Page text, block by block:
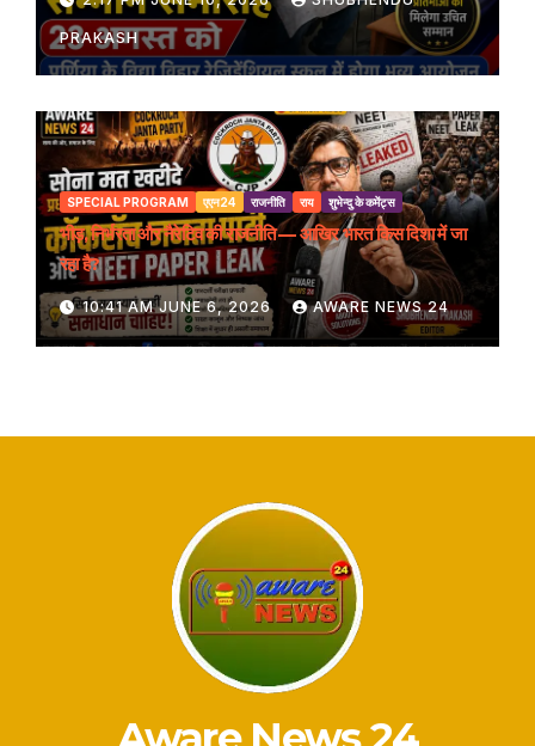
PRAKASH
SPECIAL PROGRAM एएन24 राजनीति राय शुभेन्दु के कमेंट्स
भीड़, निर्भरता और नैरेटिव की राजनीति — आखिर भारत किस दिशा में जा
रहा है?
10:41 AM JUNE 6, 2026 AWARE NEWS 24